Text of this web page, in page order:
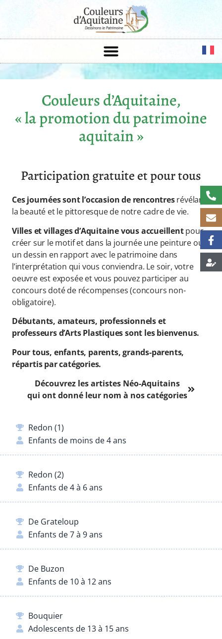
Couleurs d’Aquitaine,
« la promotion du patrimoine
aquitain »
Participation gratuite et pour tous
Ces journées sont l’occasion de rencontresrévélant
la beauté et le pittoresque de notre cadre de vie.
Villes et villages d’Aquitaine vous accueillentpour
créer sur le motif et dans la journée une peinture ou
un dessin en rapport avec le patrimoine dans
l’interprétation qui vous conviendra. Le soir, votre
oeuvre est exposée et vous pouvez participer au
concours doté de récompenses (concours non-
obligatoire).
Débutants, amateurs, professionnels et
professeurs d’Arts Plastiques sont les bienvenus.
Pour tous, enfants, parents, grands-parents,
répartis par catégories.
Découvrez les artistes Néo-Aquitains
qui ont donné leur nom à nos catégories
Redon (1)
Enfants de moins de 4 ans
Redon (2)
Enfants de 4 à 6 ans
De Grateloup
Enfants de 7 à 9 ans
De Buzon
Enfants de 10 à 12 ans
Bouquier
Adolescents de 13 à 15 ans